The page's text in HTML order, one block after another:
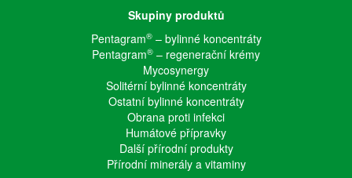
Skupiny produktů
Pentagram®– bylinné koncentráty
Pentagram® – regenerační krémy
Mycosynergy
Solitérní bylinné koncentráty
Ostatní bylinné koncentráty
Obrana proti infekci
Humátové přípravky
Další přírodní produkty
Přírodní minerály a vitaminy